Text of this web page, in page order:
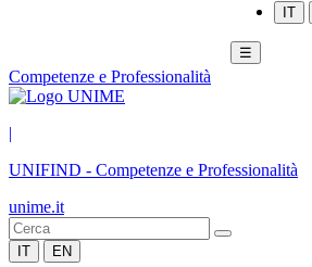
IT
☰
Competenze e Professionalità
|
UNIFIND - Competenze e Professionalità
unime.it
IT EN